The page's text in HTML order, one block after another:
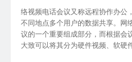
络视频电话会议又称远程协作办公
不同地点多个用户的数据共享。网
议的一个重要组成部分，而根据会
大致可以将其分为硬件视频、软硬